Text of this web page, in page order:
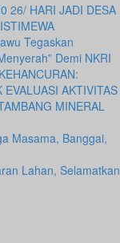
26/ HARI JADI DESA
Tegaskan
Demi NKRI
EVALUASI AKTIVITAS
MINERAL
Masama, Banggai,
Lahan, Selamatkan